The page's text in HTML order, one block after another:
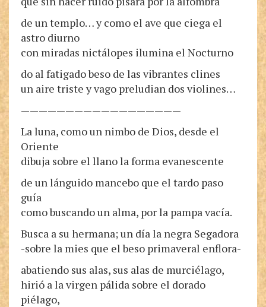
de un templo… y como el ave que ciega el
astro diurno
con miradas nictálopes ilumina el Nocturno
do al fatigado beso de las vibrantes clines
un aire triste y vago preludian dos violines…
——————————————————
La luna, como un nimbo de Dios, desde el
Oriente
dibuja sobre el llano la forma evanescente
de un lánguido mancebo que el tardo paso
guía
como buscando un alma, por la pampa vacía.
Busca a su hermana; un día la negra Segadora
-sobre la mies que el beso primaveral enflora-
abatiendo sus alas, sus alas de murciélago,
hirió a la virgen pálida sobre el dorado
piélago,